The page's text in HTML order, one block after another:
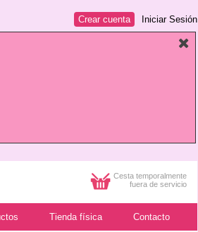
Iniciar Sesión
Crear cuenta
Cesta temporalmente
fuera de servicio
Tienda física Contacto